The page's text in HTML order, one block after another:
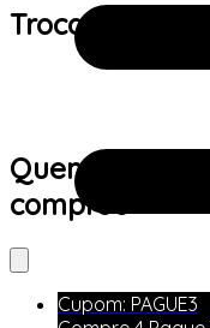
Trocas e
Quem viu
comprou